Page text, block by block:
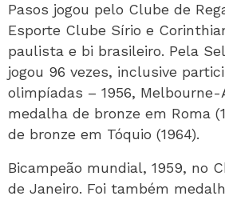
Pasos jogou pelo Clube de
Esporte Clube Sírio e
paulista e bi brasileiro. Pela
jogou 96 vezes, inclusive
olimpíadas – 1956,
medalha de bronze em Roma
de bronze em Tóquio (1964).
Bicampeão mundial, 1959, no
de Janeiro. Foi também